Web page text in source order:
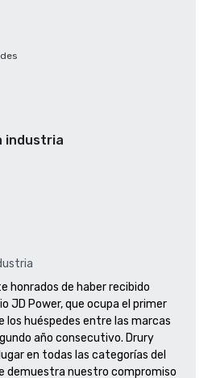
industria
honrados de haber recibido
JD Power, que ocupa el primer
los huéspedes entre las marcas
año consecutivo. Drury
en todas las categorías del
demuestra nuestro compromiso